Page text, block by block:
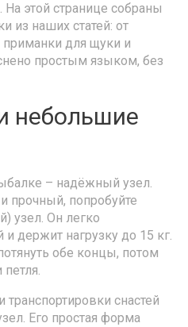
На этой странице собраны
из наших статей: от
для щуки и
простым языком, без
небольшие
– надёжный узел.
прочный, попробуйте
узел. Он легко
и держит нагрузку до 15 кг.
обе концы, потом
снастей
Его простая форма